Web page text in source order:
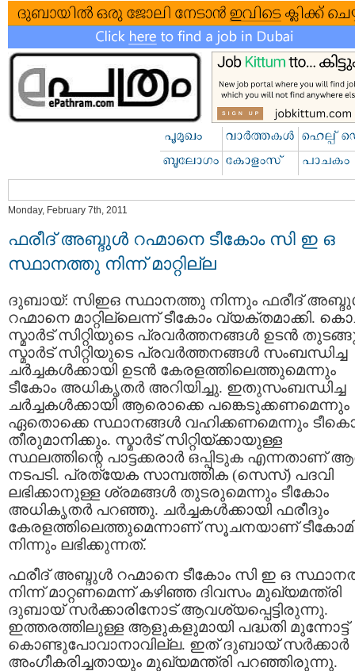
Monday, February 7th, 2011
ഫരീദ് അബ്ദുള്‍ റഹ്മാനെ ടീകോം സി ഇ ഒ
സ്ഥാനത്തു നിന്ന് മാറ്റില്ല
ദുബായ്: സിഇഒ സ്ഥാനത്തു നിന്നും ഫരീദ്
റഹ്മാനെ മാറ്റില്ലെന്ന് ടീകോം വ്യക്തമാക്കി.
സ്മാര്‍ട് സിറ്റിയുടെ പ്രവര്‍ത്തനങ്ങള്‍ ഉടന്‍
സ്മാര്‍ട് സിറ്റിയുടെ പ്രവര്‍ത്തനങ്ങള്‍ സംബന്ധിച്ച
ചര്‍ച്ചകള്‍ക്കായി ഉടന്‍ കേരളത്തിലെത്തുമെന്നും
ടീകോം അധികൃതര്‍ അറിയിച്ചു. ഇതുസംബന്ധിച്ച
ചര്‍ച്ചകള്‍ക്കായി ആരൊക്കെ പങ്കെടുക്കണമെന്നും
ഏതൊക്കെ സ്ഥാനങ്ങള്‍ വഹിക്കണമെന്നും
തീരുമാനിക്കും. സ്മാര്‍ട് സിറ്റിയ്ക്കായുള്ള
സ്ഥലത്തിന്റെ പാട്ടക്കരാര്‍ ഒപ്പിടുക എന്നതാണ്
നടപടി. പ്രത്യേക സാമ്പത്തിക (സെസ്) പദവി
ലഭിക്കാനുള്ള ശ്രമങ്ങള്‍ തുടരുമെന്നും ടീകോം
അധികൃതര്‍ പറഞ്ഞു. ചര്‍ച്ചകള്‍ക്കായി ഫരീദും
കേരളത്തിലെത്തുമെന്നാണ് സൂചനയാണ്
നിന്നും ലഭിക്കുന്നത്.
ഫരീദ് അബ്ദുള്‍ റഹ്മാനെ ടീകോം സി ഇ ഒ
നിന്ന് മാറ്റണമെന്ന് കഴിഞ്ഞ ദിവസം മുഖ്യമന്ത്രി
ദുബായ് സര്‍ക്കാരിനോട് ആവശ്യപ്പെട്ടിരുന്നു.
ഇത്തരത്തിലുള്ള ആളുകളുമായി പദ്ധതി മുന്നോട്ട്
കൊണ്ടുപോവാനാവില്ല. ഇത് ദുബായ് സര്‍ക്കാര്‍
അംഗീകരിച്ചതായും മുഖ്യമന്ത്രി പറഞ്ഞിരുന്നു.